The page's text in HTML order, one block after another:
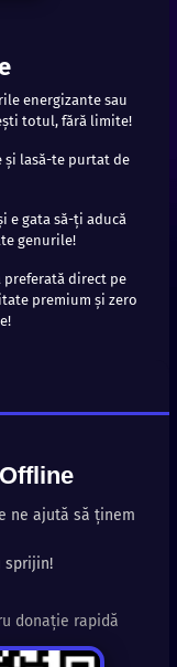
energizante sau
totul, fără limite!
și lasă-te purtat de
e gata să-ți aducă
genurile!
preferată direct pe
premium și zero
ne ajută să ținem
sprijin!
donație rapidă